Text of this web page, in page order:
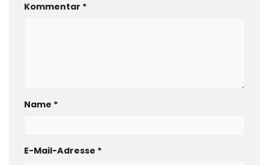
Kommentar *
Name *
E-Mail-Adresse *